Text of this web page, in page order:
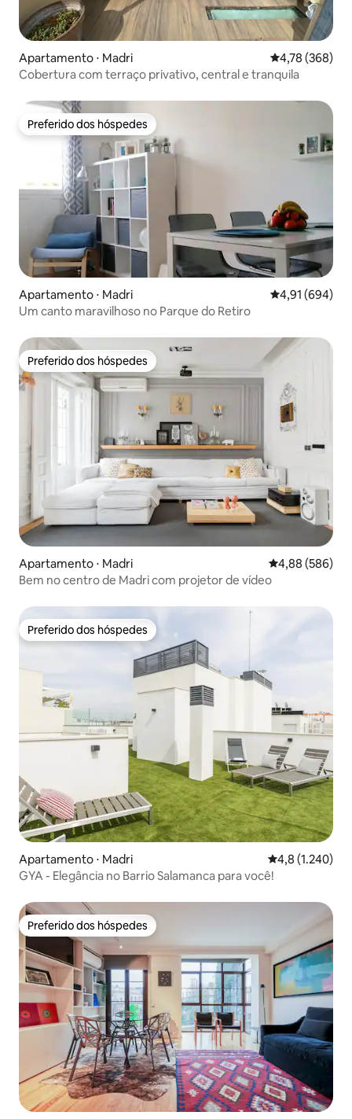
Apartamento ⋅ Madri 4,78 de uma
4,78 (368)
Cobertura com terraço privativo, central e tranquila
Preferido dos hóspedes
Preferido dos hóspedes
Apartamento ⋅ Madri 4,91 de uma
4,91 (694)
Um canto maravilhoso no Parque do Retiro
Preferido dos hóspedes
Preferido dos hóspedes
Apartamento ⋅ Madri 4,88 de uma
4,88 (586)
Bem no centro de Madri com projetor de vídeo
Preferido dos hóspedes
Preferido dos hóspedes
Apartamento ⋅ Madri 4,8 de uma
4,8 (1.240)
GYA - Elegância no Barrio Salamanca para você!
Preferido dos hóspedes
Preferido dos hóspedes